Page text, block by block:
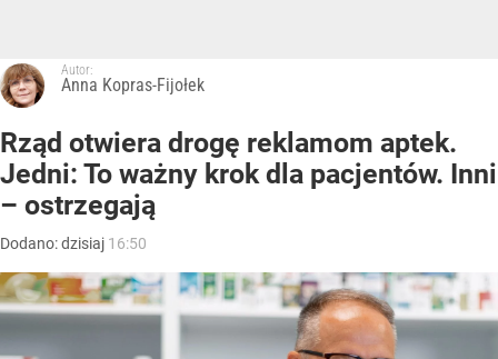
Autor:
Anna Kopras-Fijołek
Rząd otwiera drogę reklamom aptek.
Jedni: To ważny krok dla pacjentów. Inni
– ostrzegają
Dodano:dzisiaj 16:50